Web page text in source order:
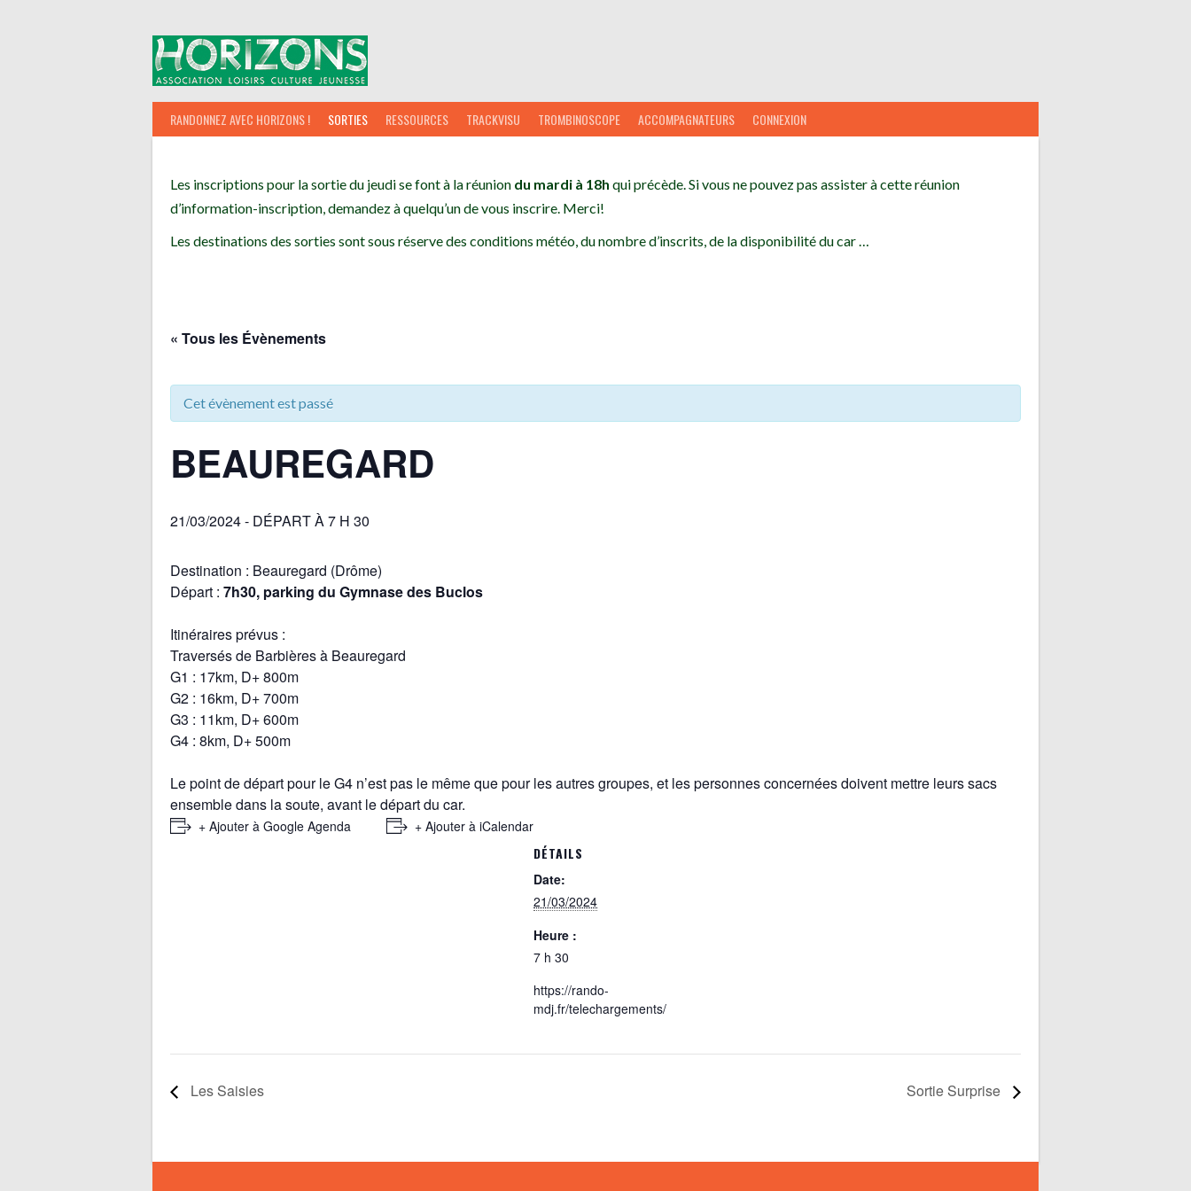
RANDONNEZ AVEC HORIZONS ! SORTIES RESSOURCES TRACKVISU TROMBINOSCOPE ACCOMPAGNATEURS CONNEXION
Les inscriptions pour la sortie du jeudi se font à la réunion du mardi à 18h qui précède. Si vous ne pouvez pas assister à cette réunion
d’information-inscription, demandez à quelqu’un de vous inscrire. Merci!
Les destinations des sorties sont sous réserve des conditions météo, du nombre d’inscrits, de la disponibilité du car …
« Tous les Évènements
Cet évènement est passé
BEAUREGARD
21/03/2024 - DÉPART À 7 H 30
Destination : Beauregard (Drôme)
Départ : 7h30, parking du Gymnase des Buclos
Itinéraires prévus :
Traversés de Barbières à Beauregard
G1 : 17km, D+ 800m
G2 : 16km, D+ 700m
G3 : 11km, D+ 600m
G4 : 8km, D+ 500m
Le point de départ pour le G4 n’est pas le même que pour les autres groupes, et les personnes concernées doivent mettre leurs sacs
ensemble dans la soute, avant le départ du car.
+ Ajouter à Google Agenda + Ajouter à iCalendar
DÉTAILS
Date:
21/03/2024
Heure :
7 h 30
https://rando-
mdj.fr/telechargements/
Les Saisies Sortie Surprise